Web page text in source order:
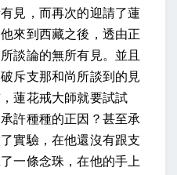
見，而再次的迎請了蓮
來到西藏之後，透由正
談論的無所有見。並且
斥支那和尚所談到的見
蓮花戒大師就要試試
許種種的正因？甚至承
實驗，在他還沒有跟支
一條念珠，在他的手上